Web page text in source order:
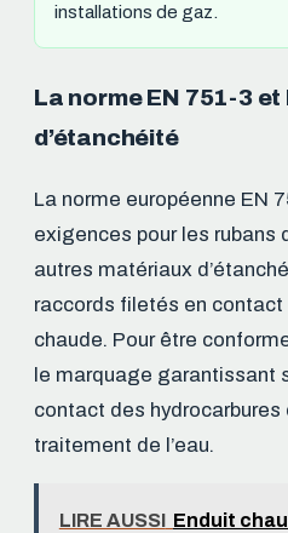
installations de gaz.
La norme EN 751-3
d’étanchéité
La norme européenne EN
exigences pour les rubans
autres matériaux
raccords filetés en contact
chaude. Pour être
le marquage garantissant
contact des hydrocarbures
traitement de l’eau.
LIRE AUSSI Enduit